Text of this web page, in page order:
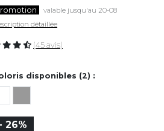
valable jusqu'au 20-08
détaillée
(45 avis)
disponibles (2) :
26%